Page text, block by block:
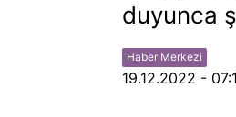
duyunca
Haber Merkezi
19.12.2022 -